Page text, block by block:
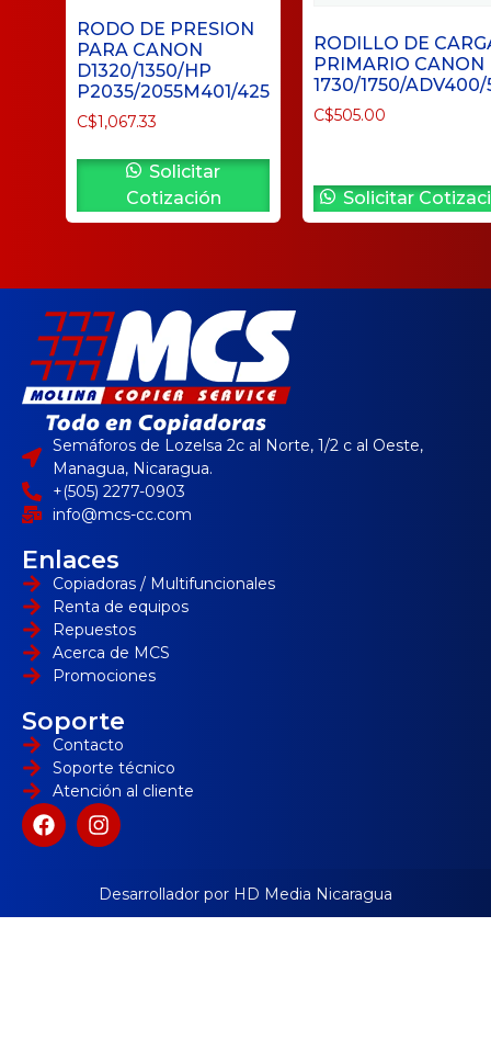
RODO DE PRESION
PARA CANON
D1320/1350/HP
P2035/2055M401/425
C$1,067.33
Solicitar
Cotización
RODILLO DE
PRIMARIO CANON
1730/1750/
C$505.00
Solicitar
Semáforos de Lozelsa 2c al Norte, 1/2 c al Oeste,
Managua, Nicaragua.
+(505) 2277-0903
info@mcs-cc.com
Enlaces
Copiadoras / Multifuncionales
Renta de equipos
Repuestos
Acerca de MCS
Promociones
Soporte
Contacto
Soporte técnico
Atención al cliente
Desarrollador por HD Media Nicaragua